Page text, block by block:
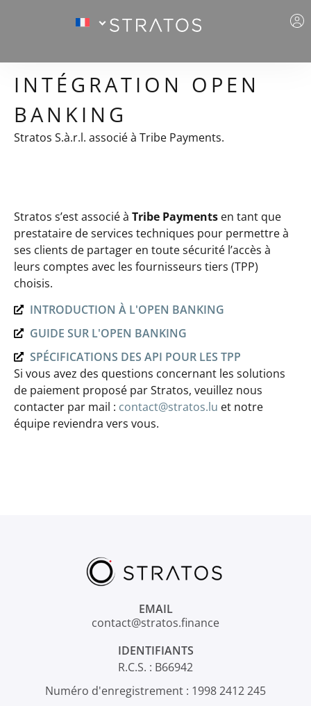
INTÉGRATION OPEN
BANKING
Stratos S.à.r.l. associé à Tribe Payments.
Stratos s’est associé à Tribe Payments en tant que
prestataire de services techniques pour permettre à
ses clients de partager en toute sécurité l’accès à
leurs comptes avec les fournisseurs tiers (TPP)
choisis.
INTRODUCTION À L'OPEN BANKING
GUIDE SUR L'OPEN BANKING
SPÉCIFICATIONS DES API POUR LES TPP
Si vous avez des questions concernant les solutions
de paiement proposé par Stratos, veuillez nous
contacter par mail : contact@stratos.lu et notre
équipe reviendra vers vous.
EMAIL
contact@stratos.finance
IDENTIFIANTS
R.C.S. : B66942
Numéro d'enregistrement : 1998 2412 245